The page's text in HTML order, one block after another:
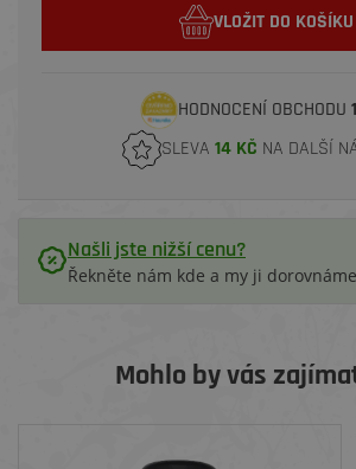
VLOŽIT DO KOŠÍKU
HODNOCENÍ OBCHODU
SLEVA 14 KČ NA DALŠÍ
Našli jste nižší cenu?
Řekněte nám kde a my ji
Mohlo by vás